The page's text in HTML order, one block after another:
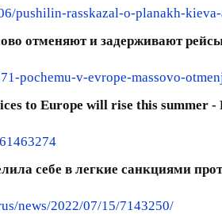
pushilin-rasskazal-o-planakh-
отменяют и задерживают
pochemu-v-evrope-massovo-
to Europe will rise this summer -
себе в легкие санкциями
news/2022/07/15/7143250/